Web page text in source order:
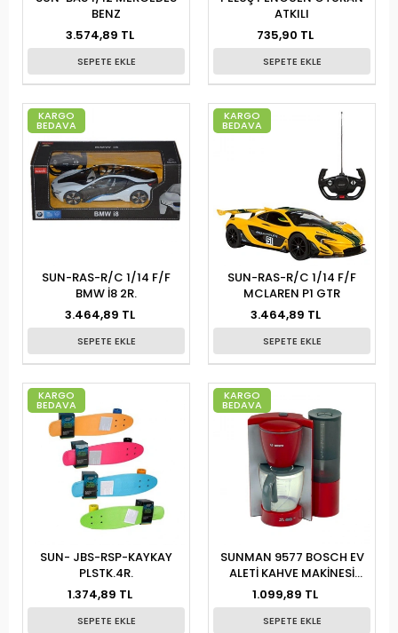
BENZ
3.574,89 TL
SEPETE EKLE
ATKILI
735,90 TL
SEPETE EKLE
KARGO
BEDAVA
SUN-RAS-R/C 1/14 F/F
BMW İ8 2R.
3.464,89 TL
SEPETE EKLE
KARGO
BEDAVA
SUN-RAS-R/C 1/14 F/F
MCLAREN P1 GTR
3.464,89 TL
SEPETE EKLE
KARGO
BEDAVA
SUN- JBS-RSP-KAYKAY
PLSTK.4R.
1.374,89 TL
SEPETE EKLE
KARGO
BEDAVA
SUNMAN 9577 BOSCH EV
ALETİ KAHVE MAKİNESİ
KUTU
1.099,89 TL
SEPETE EKLE